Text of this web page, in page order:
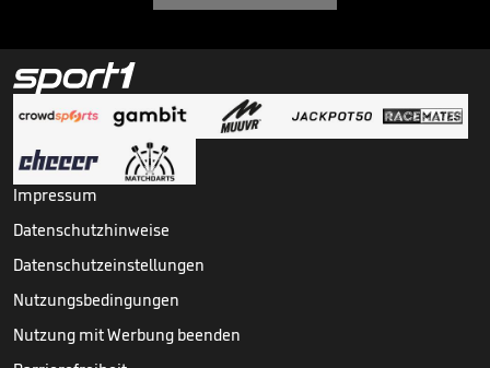
Impressum
Datenschutzhinweise
Datenschutzeinstellungen
Nutzungsbedingungen
Nutzung mit Werbung beenden